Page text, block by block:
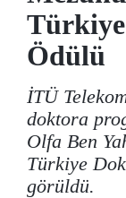
Ödülü
İTÜ
doktora
Olfa Ben
Türkiye
görüldü.